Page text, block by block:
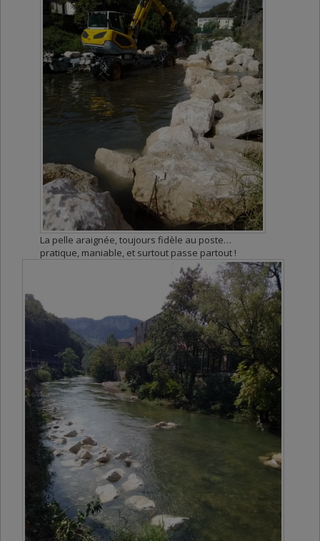
La pelle araignée, toujours fidèle au poste…
pratique, maniable, et surtout passe partout !